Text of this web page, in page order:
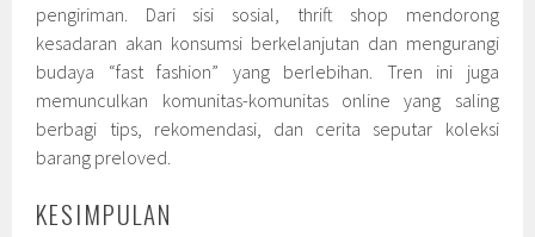
pengiriman. Dari sisi sosial, thrift shop mendorong
kesadaran akan konsumsi berkelanjutan dan mengurangi
budaya “fast fashion” yang berlebihan. Tren ini juga
memunculkan komunitas-komunitas online yang saling
berbagi tips, rekomendasi, dan cerita seputar koleksi
barang preloved.
KESIMPULAN